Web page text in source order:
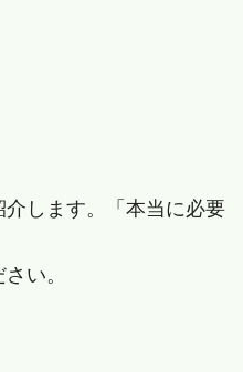
します。「本当に必要
い。